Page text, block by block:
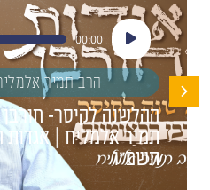
נגן
אודיו
00:00
הרב תמיר
ההלשנה לקיסר-
תמיר אלמליח |
תשפ"ו